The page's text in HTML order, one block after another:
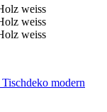
modern